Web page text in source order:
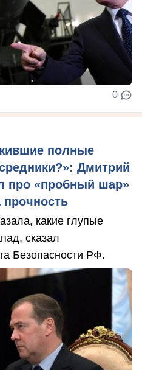
0
полные
Дмитрий
про «пробный шар»
прочность
какие глупые
сказал
Безопасности РФ.